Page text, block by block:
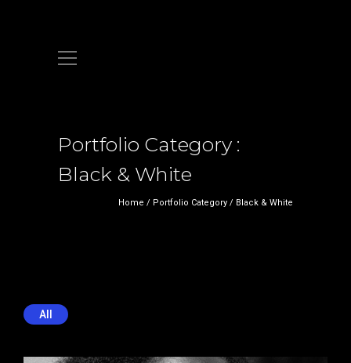
Portfolio Category :
Black & White
Home / Portfolio Category / Black & White
All